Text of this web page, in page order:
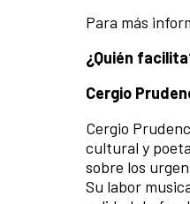
Para más
¿Quién
Cergio
Cergio
cultural y
sobre los
Su labor